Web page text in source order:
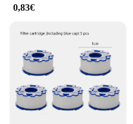
0,83€